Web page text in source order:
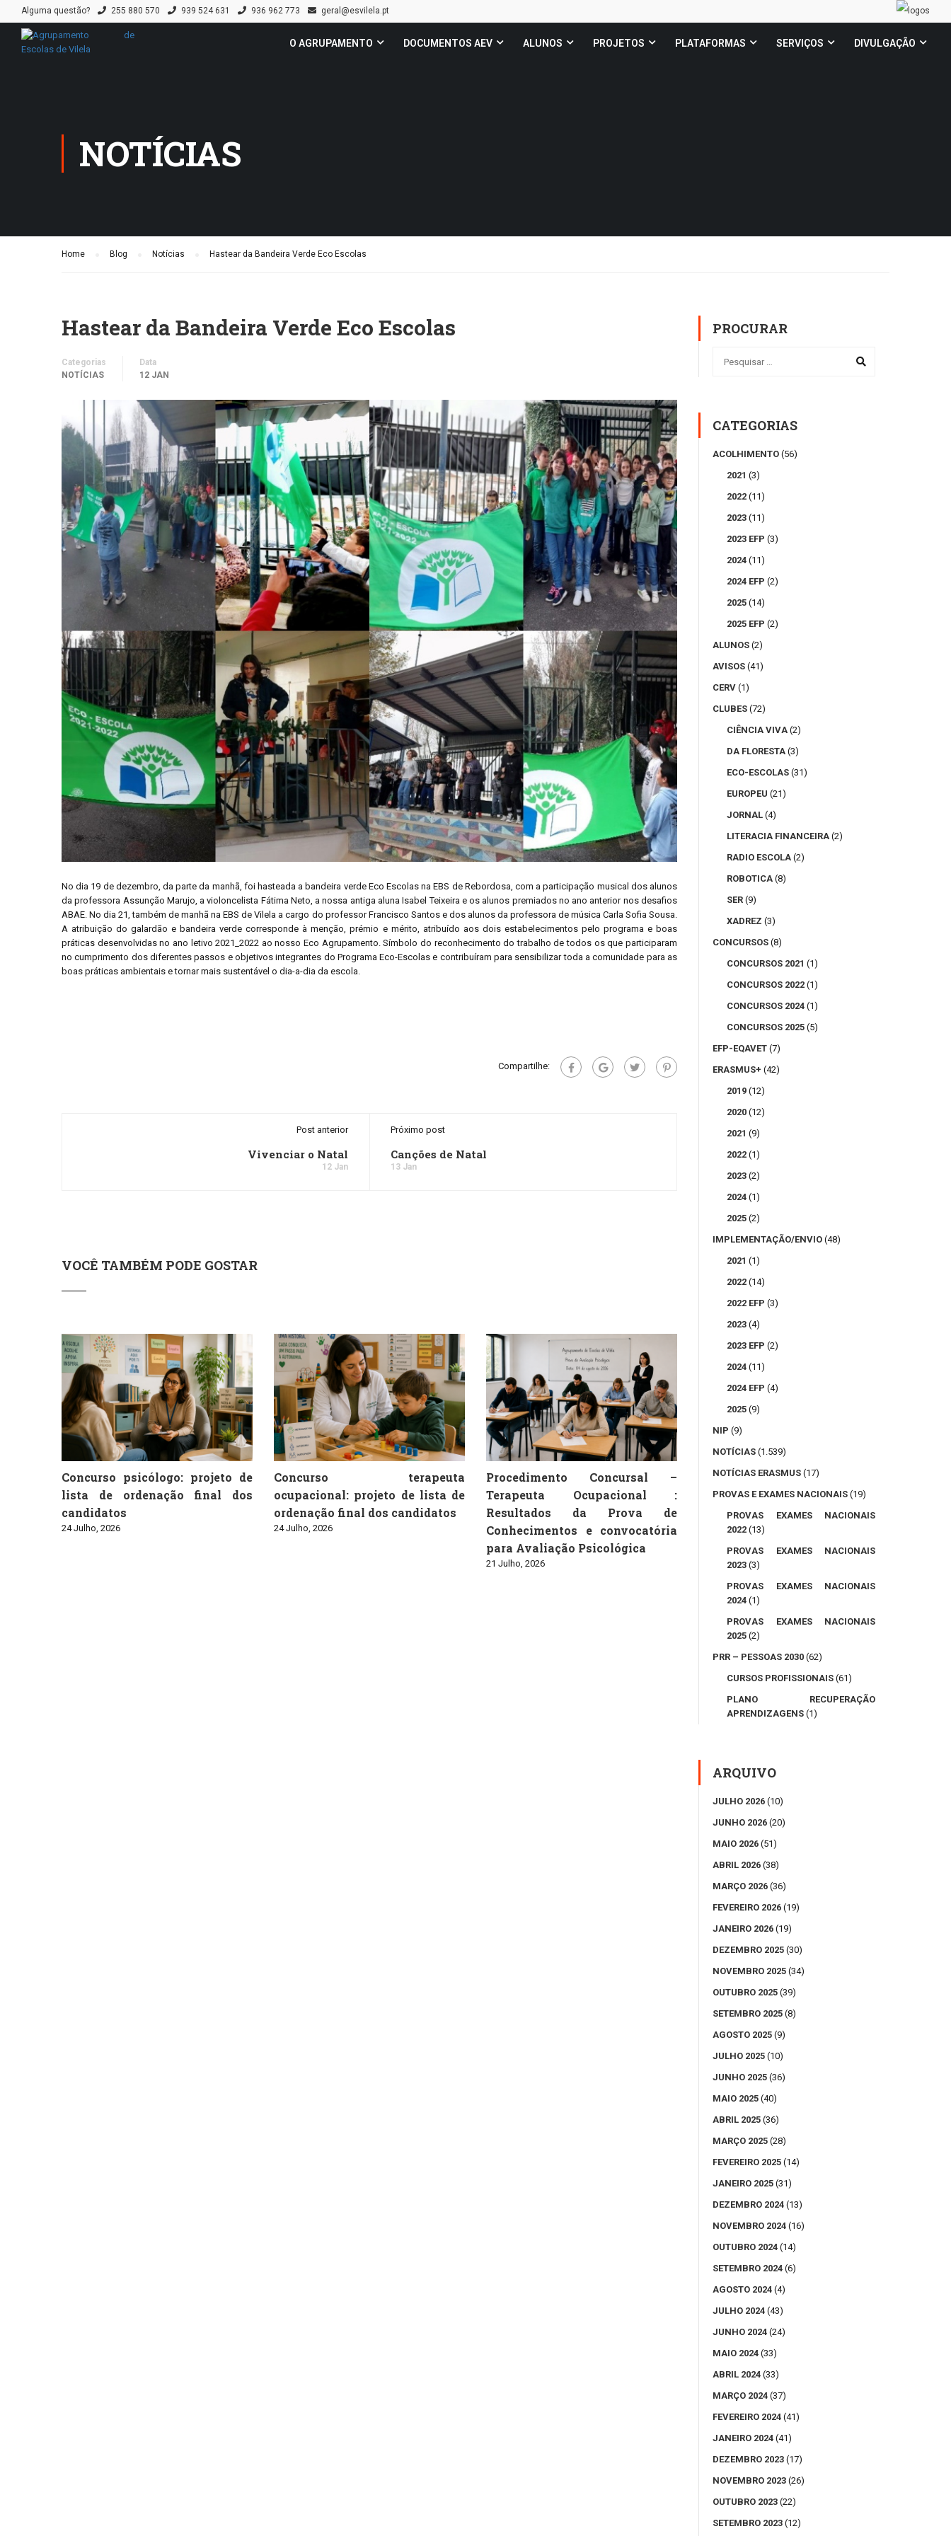
Alguma questão? 255 880 570 939 524 631 936 962 773 geral@esvilela.pt
O AGRUPAMENTO DOCUMENTOS AEV ALUNOS PROJETOS PLATAFORMAS SERVIÇOS DIVULGAÇÃO
NOTÍCIAS
Home Blog Notícias Hastear da Bandeira Verde Eco Escolas
Hastear da Bandeira Verde Eco Escolas
Categorias
NOTÍCIAS
Data
12 JAN
No dia 19 de dezembro, da parte da manhã, foi hasteada a bandeira verde Eco Escolas na EBS de Rebordosa, com a participação musical dos alunos
da professora Assunção Marujo, a violoncelista Fátima Neto, a nossa antiga aluna Isabel Teixeira e os alunos premiados no ano anterior nos desafios
ABAE. No dia 21, também de manhã na EBS de Vilela a cargo do professor Francisco Santos e dos alunos da professora de música Carla Sofia Sousa.
A atribuição do galardão e bandeira verde corresponde à menção, prémio e mérito, atribuído aos dois estabelecimentos pelo programa e boas
práticas desenvolvidas no ano letivo 2021_2022 ao nosso Eco Agrupamento. Símbolo do reconhecimento do trabalho de todos os que participaram
no cumprimento dos diferentes passos e objetivos integrantes do Programa Eco-Escolas e contribuíram para sensibilizar toda a comunidade para as
boas práticas ambientais e tornar mais sustentável o dia-a-dia da escola.
Compartilhe:
Post anterior
Vivenciar o Natal
12 Jan
Próximo post
Canções de Natal
13 Jan
VOCÊ TAMBÉM PODE GOSTAR
Concurso psicólogo: projeto de
lista de ordenação final dos
candidatos
24 Julho, 2026
Concurso terapeuta
ocupacional: projeto de lista de
ordenação final dos candidatos
24 Julho, 2026
Procedimento Concursal –
Terapeuta Ocupacional :
Resultados da Prova de
Conhecimentos e convocatória
para Avaliação Psicológica
21 Julho, 2026
PROCURAR
CATEGORIAS
ACOLHIMENTO (56)
2021 (3)
2022 (11)
2023 (11)
2023 EFP (3)
2024 (11)
2024 EFP (2)
2025 (14)
2025 EFP (2)
ALUNOS (2)
AVISOS (41)
CERV (1)
CLUBES (72)
CIÊNCIA VIVA (2)
DA FLORESTA (3)
ECO-ESCOLAS (31)
EUROPEU (21)
JORNAL (4)
LITERACIA FINANCEIRA (2)
RADIO ESCOLA (2)
ROBOTICA (8)
SER (9)
XADREZ (3)
CONCURSOS (8)
CONCURSOS 2021 (1)
CONCURSOS 2022 (1)
CONCURSOS 2024 (1)
CONCURSOS 2025 (5)
EFP-EQAVET (7)
ERASMUS+ (42)
2019 (12)
2020 (12)
2021 (9)
2022 (1)
2023 (2)
2024 (1)
2025 (2)
IMPLEMENTAÇÃO/ENVIO (48)
2021 (1)
2022 (14)
2022 EFP (3)
2023 (4)
2023 EFP (2)
2024 (11)
2024 EFP (4)
2025 (9)
NIP (9)
NOTÍCIAS (1.539)
NOTÍCIAS ERASMUS (17)
PROVAS E EXAMES NACIONAIS (19)
PROVAS EXAMES NACIONAIS
2022 (13)
PROVAS EXAMES NACIONAIS
2023 (3)
PROVAS EXAMES NACIONAIS
2024 (1)
PROVAS EXAMES NACIONAIS
2025 (2)
PRR – PESSOAS 2030 (62)
CURSOS PROFISSIONAIS (61)
PLANO RECUPERAÇÃO
APRENDIZAGENS (1)
ARQUIVO
JULHO 2026 (10)
JUNHO 2026 (20)
MAIO 2026 (51)
ABRIL 2026 (38)
MARÇO 2026 (36)
FEVEREIRO 2026 (19)
JANEIRO 2026 (19)
DEZEMBRO 2025 (30)
NOVEMBRO 2025 (34)
OUTUBRO 2025 (39)
SETEMBRO 2025 (8)
AGOSTO 2025 (9)
JULHO 2025 (10)
JUNHO 2025 (36)
MAIO 2025 (40)
ABRIL 2025 (36)
MARÇO 2025 (28)
FEVEREIRO 2025 (14)
JANEIRO 2025 (31)
DEZEMBRO 2024 (13)
NOVEMBRO 2024 (16)
OUTUBRO 2024 (14)
SETEMBRO 2024 (6)
AGOSTO 2024 (4)
JULHO 2024 (43)
JUNHO 2024 (24)
MAIO 2024 (33)
ABRIL 2024 (33)
MARÇO 2024 (37)
FEVEREIRO 2024 (41)
JANEIRO 2024 (41)
DEZEMBRO 2023 (17)
NOVEMBRO 2023 (26)
OUTUBRO 2023 (22)
SETEMBRO 2023 (12)